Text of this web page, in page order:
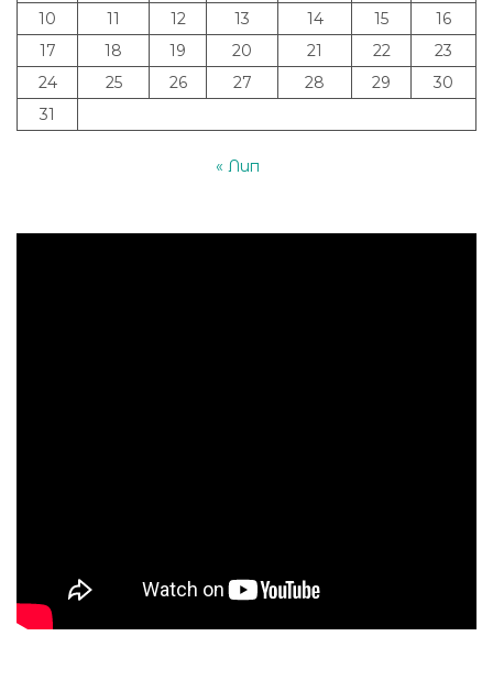
10
11 12 13 14 15
16
17
18 19 20 21 22
23
24
25 26 27 28 29
30
31
« Лип